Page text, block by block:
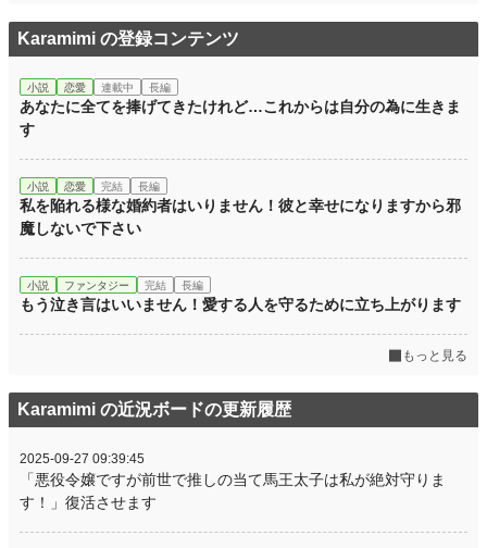
Karamimi の登録コンテンツ
小説 恋愛 連載中 長編
あなたに全てを捧げてきたけれど…これからは自分の為に生きま
す
小説 恋愛 完結 長編
私を陥れる様な婚約者はいりません！彼と幸せになりますから邪
魔しないで下さい
小説 ファンタジー 完結 長編
もう泣き言はいいません！愛する人を守るために立ち上がります
もっと見る
Karamimi の近況ボードの更新履歴
2025-09-27 09:39:45
「悪役令嬢ですが前世で推しの当て馬王太子は私が絶対守りま
す！」復活させます